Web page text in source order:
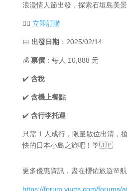
浪漫情人節出發，探索石垣島美
👉🏻 立即訂購
📅 出發日期 ：2025/02/14
💰 票價：每人 10,888 元
✔️ 含稅
✔️ 含機上餐點
✔️ 含行李托運
只需 1 人成行，限量散位出清，
快的日本小島之旅吧！🌴🇯🇵
更多優惠資訊，盡在櫻佑旅遊🌸
https://forum.yucts.com/forums/